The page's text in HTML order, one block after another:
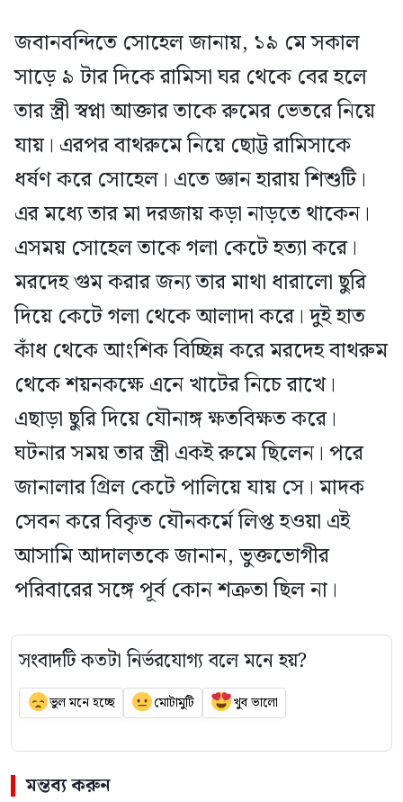
জবানবন্দিতে সোহেল জানায়, ১৯ মে সকাল
সাড়ে ৯ টার দিকে রামিসা ঘর থেকে বের হলে
তার স্ত্রী স্বপ্না আক্তার তাকে রুমের ভেতরে নিয়ে
যায়। এরপর বাথরুমে নিয়ে ছোট্ট রামিসাকে
ধর্ষণ করে সোহেল। এতে জ্ঞান হারায় শিশুটি।
এর মধ্যে তার মা দরজায় কড়া নাড়তে থাকেন।
এসময় সোহেল তাকে গলা কেটে হত্যা করে।
মরদেহ গুম করার জন্য তার মাথা ধারালো ছুরি
দিয়ে কেটে গলা থেকে আলাদা করে। দুই হাত
কাঁধ থেকে আংশিক বিচ্ছিন্ন করে মরদেহ বাথরুম
থেকে শয়নকক্ষে এনে খাটের নিচে রাখে।
এছাড়া ছুরি দিয়ে যৌনাঙ্গ ক্ষতবিক্ষত করে।
ঘটনার সময় তার স্ত্রী একই রুমে ছিলেন। পরে
জানালার গ্রিল কেটে পালিয়ে যায় সে। মাদক
সেবন করে বিকৃত যৌনকর্মে লিপ্ত হওয়া এই
আসামি আদালতকে জানান, ভুক্তভোগীর
পরিবারের সঙ্গে পূর্ব কোন শত্রুতা ছিল না।
সংবাদটি কতটা নির্ভরযোগ্য বলে মনে হয়?
ভুল মনে হচ্ছে মোটামুটি খুব ভালো
মন্তব্য করুন